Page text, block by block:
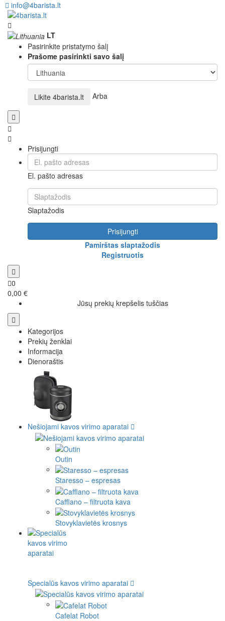
info@4barista.lt
LT
Pasirinkite pristatymo šalį
Prašome pasirinkti savo šalį
Likite 4barista.lt Arba
Prisijungti
El. pašto adresas
Slaptažodis
Prisijungti
Pamirštas slaptažodis
Registruotis
0
0,00 €
Jūsų prekių krepšelis tuščias
Kategorijos
Prekių ženklai
Informacija
Dienoraštis
Nešiojami kavos virimo aparatai
Outin
Staresso – espresas
Cafflano – filtruota kava
Stovyklavietės krosnys
Specialūs kavos virimo aparatai
Cafelat Robot